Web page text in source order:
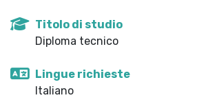
Titolo di studio
Diploma tecnico
Lingue richieste
Italiano